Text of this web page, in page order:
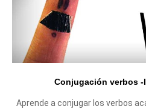
Conjugación verbos -
Aprende a conjugar los verbos